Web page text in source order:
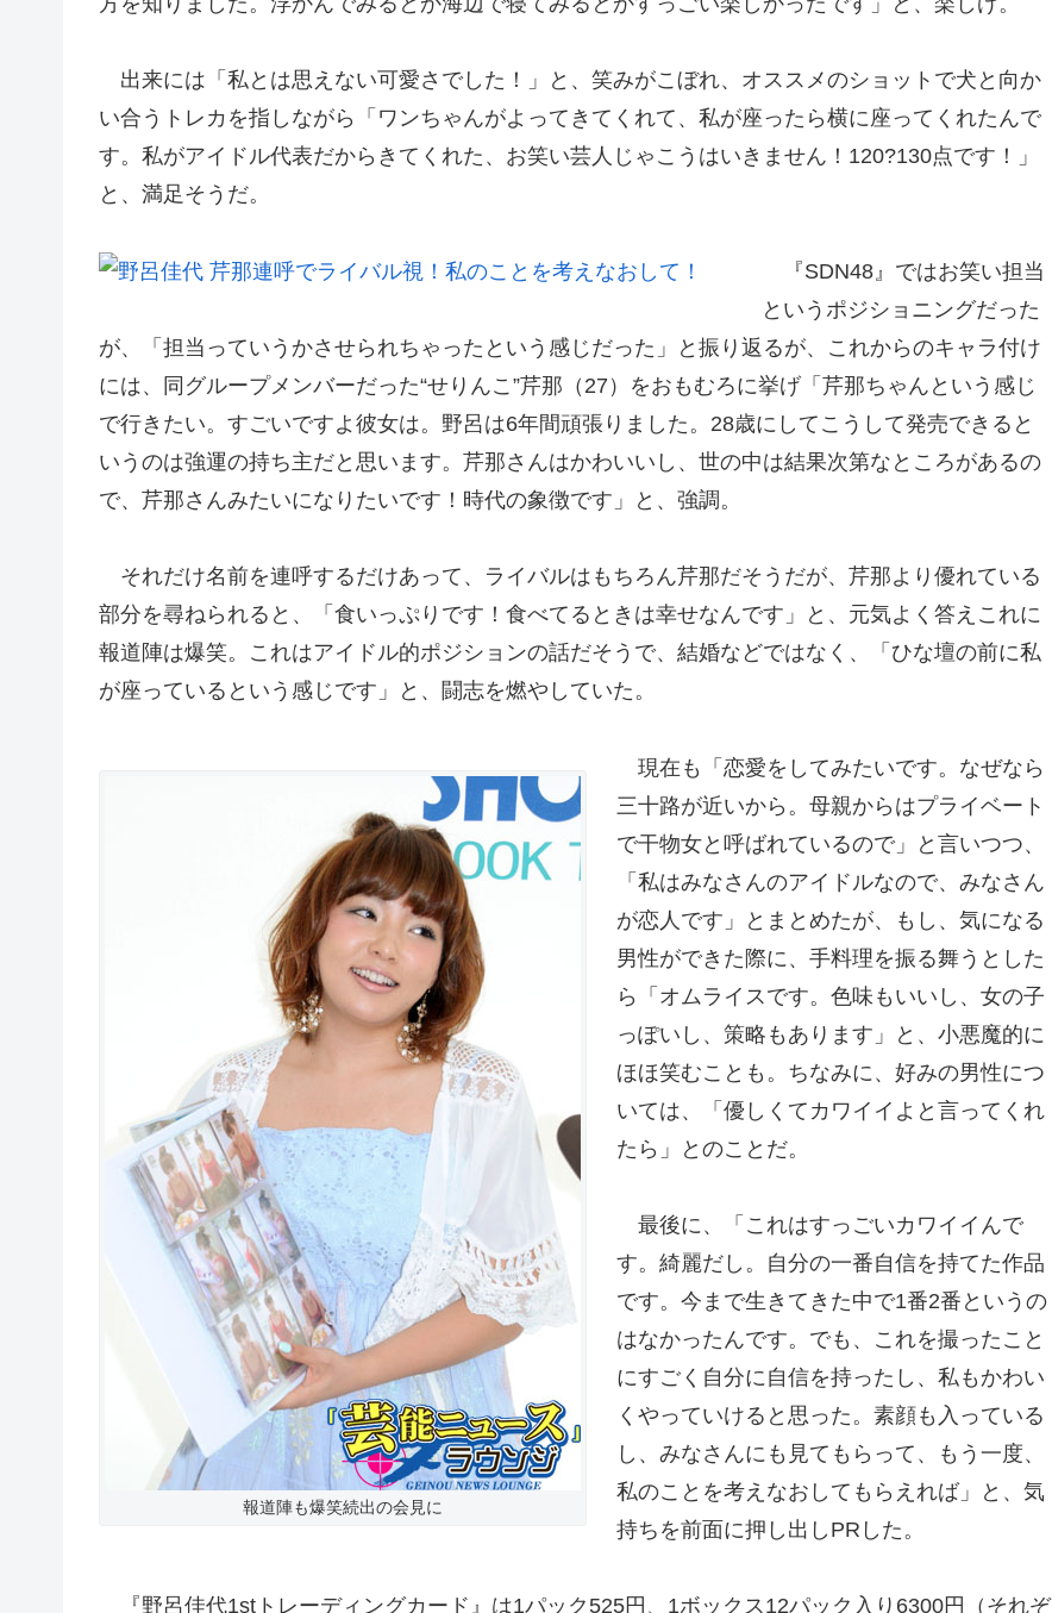
出来には「私とは思えない可愛さでした！」と、笑みがこぼれ、オススメのショットで犬と向か
い合うトレカを指しながら「ワンちゃんがよってきてくれて、私が座ったら横に座ってくれたんで
す。私がアイドル代表だからきてくれた、お笑い芸人じゃこうはいきません！120?130点です！」
と、満足そうだ。
『SDN48』ではお笑い担当
というポジショニングだった
が、「担当っていうかさせられちゃったという感じだった」と振り返るが、これからのキャラ付け
には、同グループメンバーだった“せりんこ”芹那（27）をおもむろに挙げ「芹那ちゃんという感じ
で行きたい。すごいですよ彼女は。野呂は6年間頑張りました。28歳にしてこうして発売できると
いうのは強運の持ち主だと思います。芹那さんはかわいいし、世の中は結果次第なところがあるの
で、芹那さんみたいになりたいです！時代の象徴です」と、強調。
それだけ名前を連呼するだけあって、ライバルはもちろん芹那だそうだが、芹那より優れている
部分を尋ねられると、「食いっぷりです！食べてるときは幸せなんです」と、元気よく答えこれに
報道陣は爆笑。これはアイドル的ポジションの話だそうで、結婚などではなく、「ひな壇の前に私
が座っているという感じです」と、闘志を燃やしていた。
報道陣も爆笑続出の会見に
現在も「恋愛をしてみたいです。なぜなら
三十路が近いから。母親からはプライベート
で干物女と呼ばれているので」と言いつつ、
「私はみなさんのアイドルなので、みなさん
が恋人です」とまとめたが、もし、気になる
男性ができた際に、手料理を振る舞うとした
ら「オムライスです。色味もいいし、女の子
っぽいし、策略もあります」と、小悪魔的に
ほほ笑むことも。ちなみに、好みの男性につ
いては、「優しくてカワイイよと言ってくれ
たら」とのことだ。
最後に、「これはすっごいカワイイんで
す。綺麗だし。自分の一番自信を持てた作品
です。今まで生きてきた中で1番2番というの
はなかったんです。でも、これを撮ったこと
にすごく自分に自信を持ったし、私もかわい
くやっていけると思った。素顔も入っている
し、みなさんにも見てもらって、もう一度、
私のことを考えなおしてもらえれば」と、気
持ちを前面に押し出しPRした。
『野呂佳代1stトレーディングカード』は1パック525円、1ボックス12パック入り6300円（それぞ